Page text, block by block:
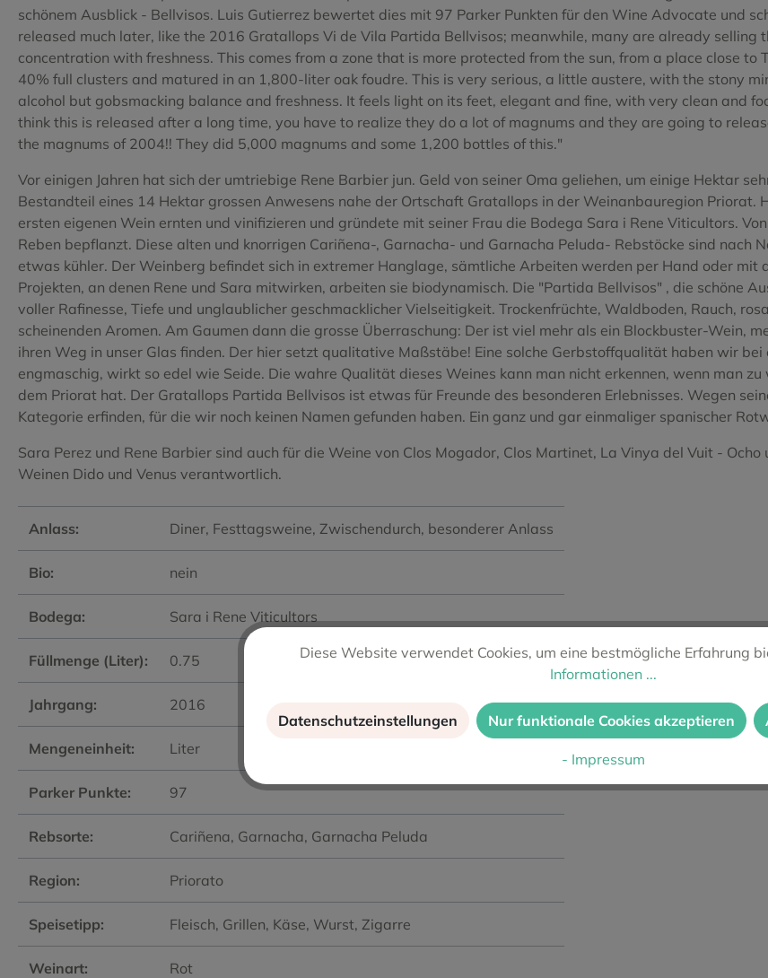
Tempranillo Tempranillo Blanco Tinta del Pais
Tinta de Toro Torrontes Treixadura
Verdejo Vijariego Negro Viura
Viognier Xarel.lo Xarel.lo Vermell
schönem Ausblick - Bellvisos. Luis Gutierrez bewertet dies mit 97 Parker Punkten für den Wine Advocate und
released much later, like the 2016 Gratallops Vi de Vila Partida Bellvisos; meanwhile, many are already
concentration with freshness. This comes from a zone that is more protected from the sun, from a place close
40% full clusters and matured in an 1,800-liter oak foudre. This is very serious, a little austere, with the stony
alcohol but gobsmacking balance and freshness. It feels light on its feet, elegant and fine, with very clean and
think this is released after a long time, you have to realize they do a lot of magnums and they are going to
the magnums of 2004!! They did 5,000 magnums and some 1,200 bottles of this."
Vor einigen Jahren hat sich der umtriebige Rene Barbier jun. Geld von seiner Oma geliehen, um einige Hektar
Bestandteil eines 14 Hektar grossen Anwesens nahe der Ortschaft Gratallops in der Weinanbauregion Priorat.
ersten eigenen Wein ernten und vinifizieren und gründete mit seiner Frau die Bodega Sara i Rene Viticultors.
Reben bepflanzt. Diese alten und knorrigen Cariñena-, Garnacha- und Garnacha Peluda- Rebstöcke sind nach
etwas kühler. Der Weinberg befindet sich in extremer Hanglage, sämtliche Arbeiten werden per Hand oder mit
Projekten, an denen Rene und Sara mitwirken, arbeiten sie biodynamisch. Die "Partida Bellvisos" , die schöne
voller Rafinesse, Tiefe und unglaublicher geschmacklicher Vielseitigkeit. Trockenfrüchte, Waldboden, Rauch,
scheinenden Aromen. Am Gaumen dann die grosse Überraschung: Der ist viel mehr als ein Blockbuster-Wein,
ihren Weg in unser Glas finden. Der hier setzt qualitative Maßstäbe! Eine solche Gerbstoffqualität haben wir
engmaschig, wirkt so edel wie Seide. Die wahre Qualität dieses Weines kann man nicht erkennen, wenn man
dem Priorat hat. Der Gratallops Partida Bellvisos ist etwas für Freunde des besonderen Erlebnisses. Wegen
Kategorie erfinden, für die wir noch keinen Namen gefunden haben. Ein ganz und gar einmaliger spanischer
Sara Perez und Rene Barbier sind auch für die Weine von Clos Mogador, Clos Martinet, La Vinya del Vuit -
Weinen Dido und Venus verantwortlich.
Anlass: Diner, Festtagsweine, Zwischendurch, besonderer Anlass
Bio: nein
Bodega: Sara i Rene Viticultors
Füllmenge (Liter): 0.75
Jahrgang: 2016
Mengeneinheit: Liter
Parker Punkte: 97
Rebsorte: Cariñena, Garnacha, Garnacha Peluda
Region: Priorato
Speisetipp: Fleisch, Grillen, Käse, Wurst, Zigarre
Weinart: Rot
Diese Website verwendet Cookies, um eine bestmögliche Erfahrung
Informationen ...
Datenschutzeinstellungen Nur funktionale Cookies akzeptieren
- Impressum